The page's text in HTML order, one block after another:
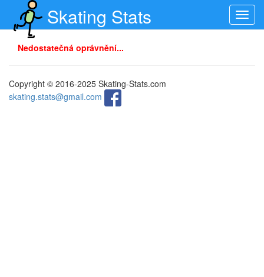
Skating Stats
Nedostatečná oprávnění...
Copyright © 2016-2025 Skating-Stats.com
skating.stats@gmail.com